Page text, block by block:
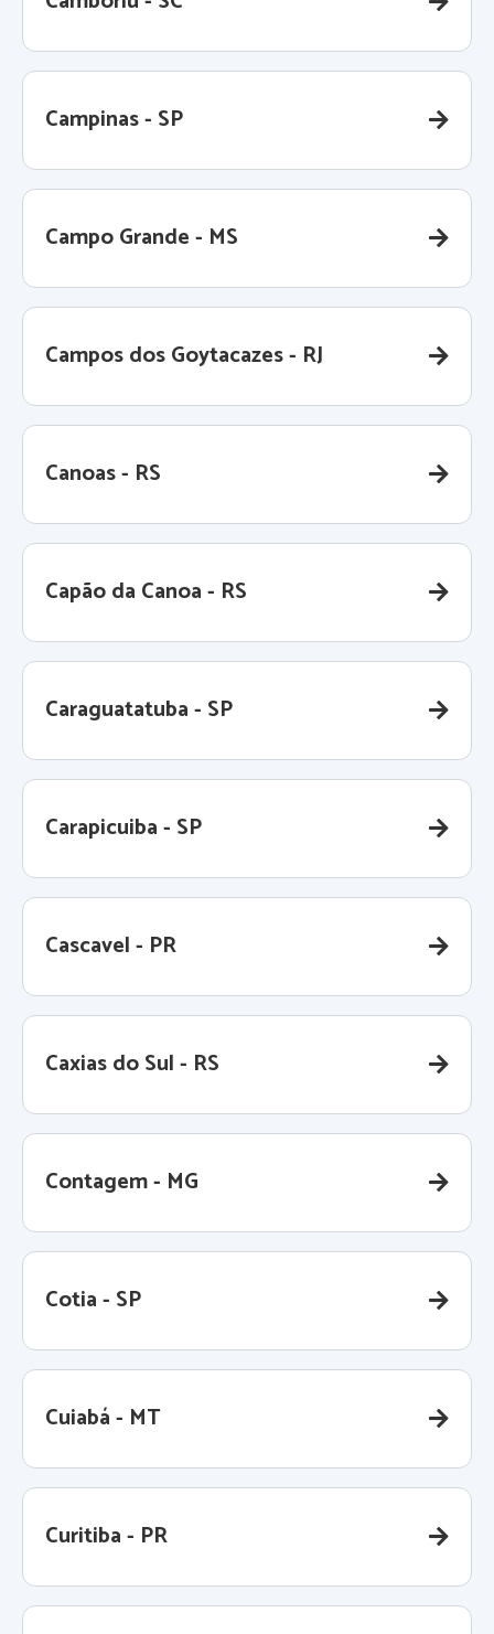
Campinas - SP
Campo Grande - MS
Campos dos Goytacazes - RJ
Canoas - RS
Capão da Canoa - RS
Caraguatatuba - SP
Carapicuiba - SP
Cascavel - PR
Caxias do Sul - RS
Contagem - MG
Cotia - SP
Cuiabá - MT
Curitiba - PR